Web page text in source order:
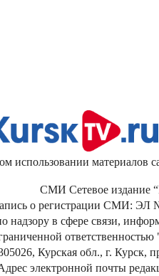
материалов
СМИ Сетевое издание
о регистрации СМИ: ЭЛ
надзору в сфере связи,
Курская обл., г. Курск,
электронной почты